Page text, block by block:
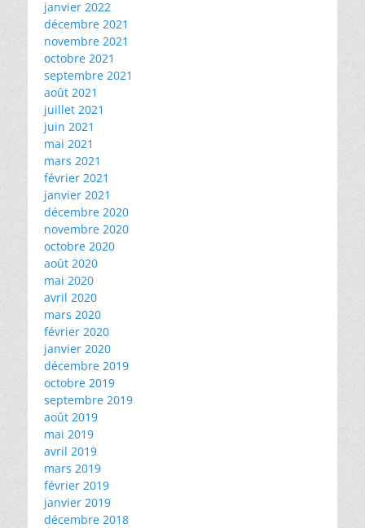
janvier 2022
décembre 2021
novembre 2021
octobre 2021
septembre 2021
août 2021
juillet 2021
juin 2021
mai 2021
mars 2021
février 2021
janvier 2021
décembre 2020
novembre 2020
octobre 2020
août 2020
mai 2020
avril 2020
mars 2020
février 2020
janvier 2020
décembre 2019
octobre 2019
septembre 2019
août 2019
mai 2019
avril 2019
mars 2019
février 2019
janvier 2019
décembre 2018